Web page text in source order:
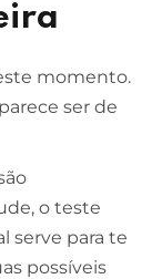
momento.
ser de
o teste
serve para te
possíveis